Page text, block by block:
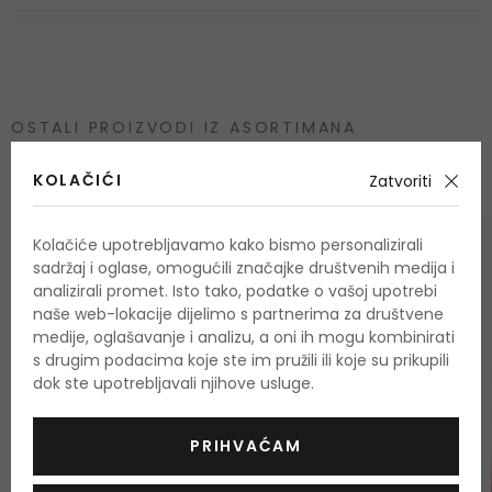
OSTALI PROIZVODI IZ ASORTIMANA
French Avenue Veneno
KOLAČIĆI Zatvoriti
Kolačiće upotrebljavamo kako bismo personalizirali
sadržaj i oglase, omogućili značajke društvenih medija i
analizirali promet. Isto tako, podatke o vašoj upotrebi
naše web-lokacije dijelimo s partnerima za društvene
medije, oglašavanje i analizu, a oni ih mogu kombinirati
s drugim podacima koje ste im pružili ili koje su prikupili
dok ste upotrebljavali njihove usluge.
PRIHVAĆAM